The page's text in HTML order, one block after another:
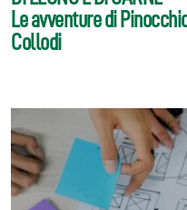
Le avventure di
Collodi